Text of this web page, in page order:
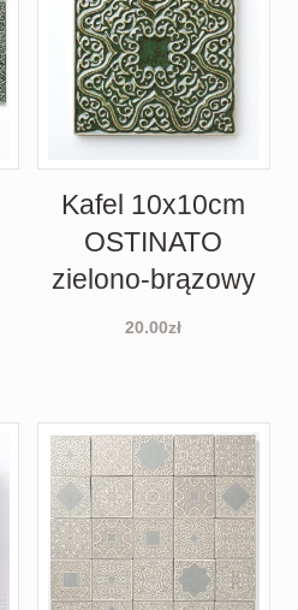
Kafel 10x10cm
OSTINATO
zielono-brązowy
20.00zł